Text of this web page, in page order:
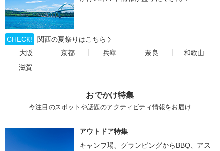
CHECK!
関西の夏祭りはこちら
大阪
京都 兵庫 奈良
和歌山
滋賀
おでかけ特集
今注目のスポットや話題のアクティビティ情報をお届け
アウトドア特集
キャンプ場、グランピングからBBQ、アス